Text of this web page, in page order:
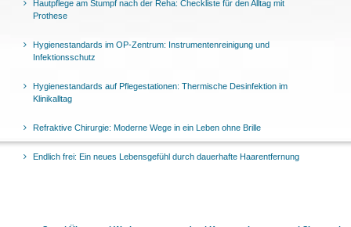
Hautpflege am Stumpf nach der Reha: Checkliste für den Alltag mit
Prothese
Hygienestandards im OP-Zentrum: Instrumentenreinigung und
Infektionsschutz
Hygienestandards auf Pflegestationen: Thermische Desinfektion im
Klinikalltag
Refraktive Chirurgie: Moderne Wege in ein Leben ohne Brille
Endlich frei: Ein neues Lebensgefühl durch dauerhafte Haarentfernung